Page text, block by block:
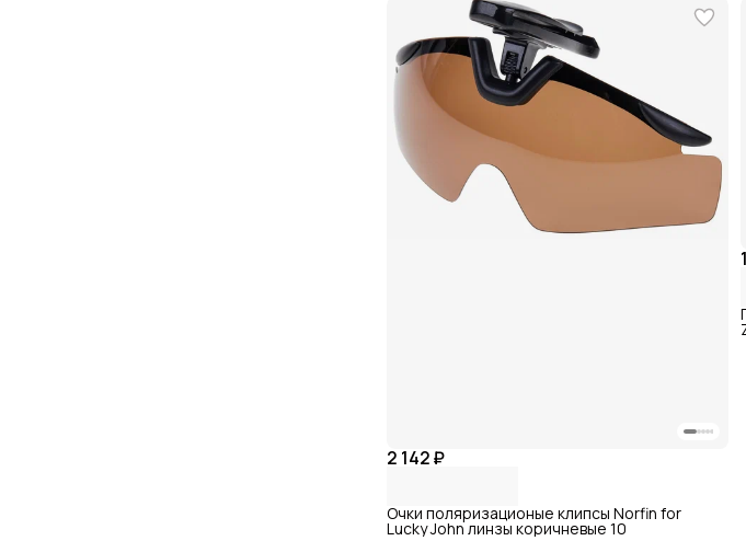
2 142 ₽
Очки поляризационые клипсы Norfin for
Lucky John линзы коричневые 10